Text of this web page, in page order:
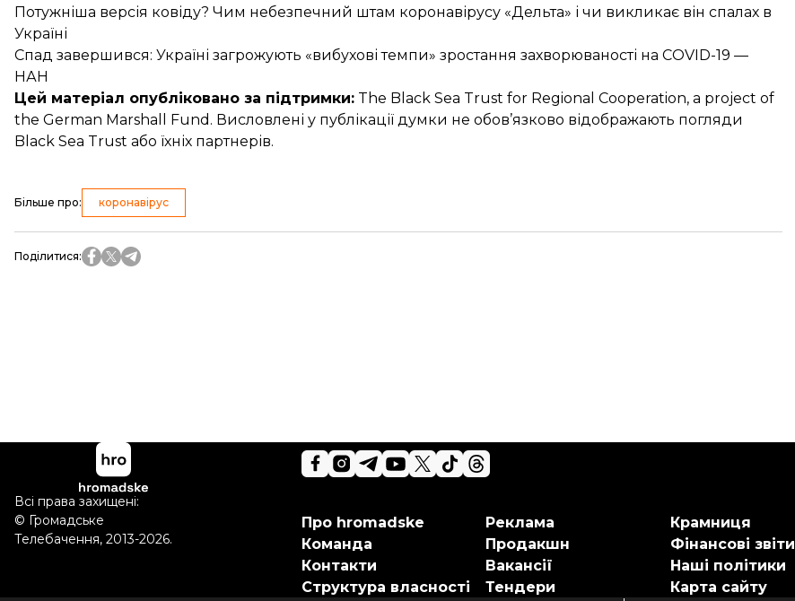
Потужніша версія ковіду? Чим небезпечний штам коронавірусу «Дельта» і чи викликає він спалах в
Україні
Спад завершився: Україні загрожують «вибухові темпи» зростання захворюваності на COVID-19 —
НАН
Цей матеріал опубліковано за підтримки: The Black Sea Trust for Regional Cooperation, a project of
the German Marshall Fund. Висловлені у публікації думки не обов’язково відображають погляди
Black Sea Trust або їхніх партнерів.
Більше про: коронавірус
Поділитися:
Про hromadske
Команда
Контакти
Структура власності
Реклама
Продакшн
Вакансії
Тендери
Крамниця
Фінансові звіти
Наші політики
Карта сайту
Всі права захищені:
© Громадське
Телебачення, 2013-2026.